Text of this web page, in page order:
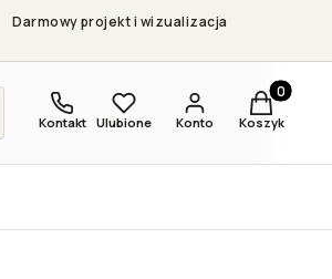
Darmowy projekt i wizualizacja
Kontakt Ulubione Konto
Produkty
Koszyk
× 200 cm